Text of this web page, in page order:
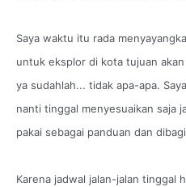
Saya waktu itu rada
untuk eksplor di kota tujuan
ya sudahlah... tidak apa-apa.
nanti tinggal menyesuaikan saja
pakai sebagai panduan dan
Karena jadwal jalan-jalan tinggal